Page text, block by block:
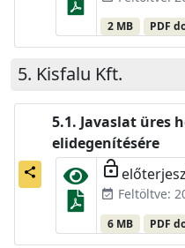
2 MB PDF
Kisfalu Kft.
share
Javaslat üres
elidegenítésére
lock_open
event_available Feltöltve:
6 MB PDF